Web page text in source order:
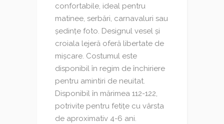
confortabile, ideal pentru
matinee, serbări, carnavaluri sau
ședințe foto. Designul vesel și
croiala lejeră oferă libertate de
mișcare. Costumul este
disponibil în regim de închiriere
pentru amintiri de neuitat.
Disponibil în mărimea 112-122,
potrivite pentru fetițe cu vârsta
de aproximativ 4-6 ani.